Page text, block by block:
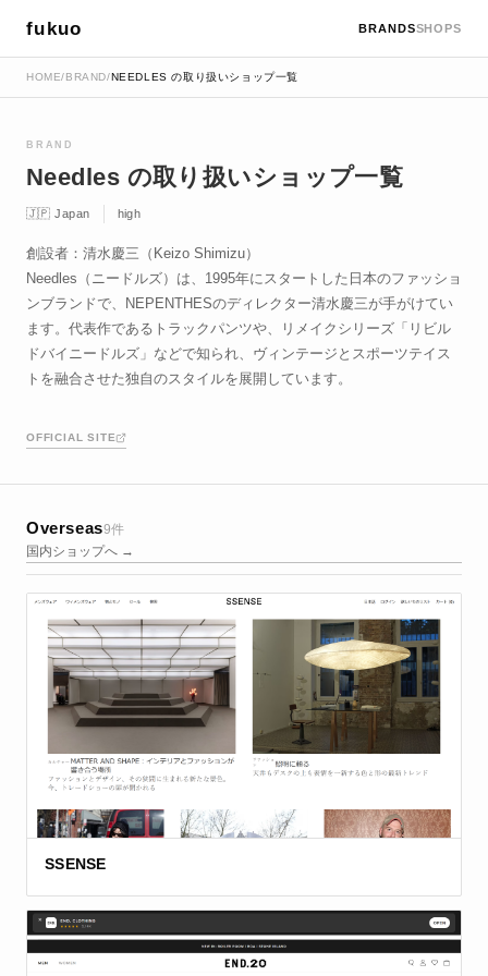
fukuo BRANDSSHOPS
HOME/BRAND/NEEDLES の取り扱いショップ一覧
BRAND
Needles の取り扱いショップ一覧
🇯🇵 Japan high
創設者：清水慶三（Keizo Shimizu）
Needles（ニードルズ）は、1995年にスタートした日本のファッショ
ンブランドで、NEPENTHESのディレクター清水慶三が手がけてい
ます。代表作であるトラックパンツや、リメイクシリーズ「リビル
ドバイニードルズ」などで知られ、ヴィンテージとスポーツテイス
トを融合させた独自のスタイルを展開しています。
OFFICIAL SITE
Overseas9件
国内ショップへ →
SSENSE